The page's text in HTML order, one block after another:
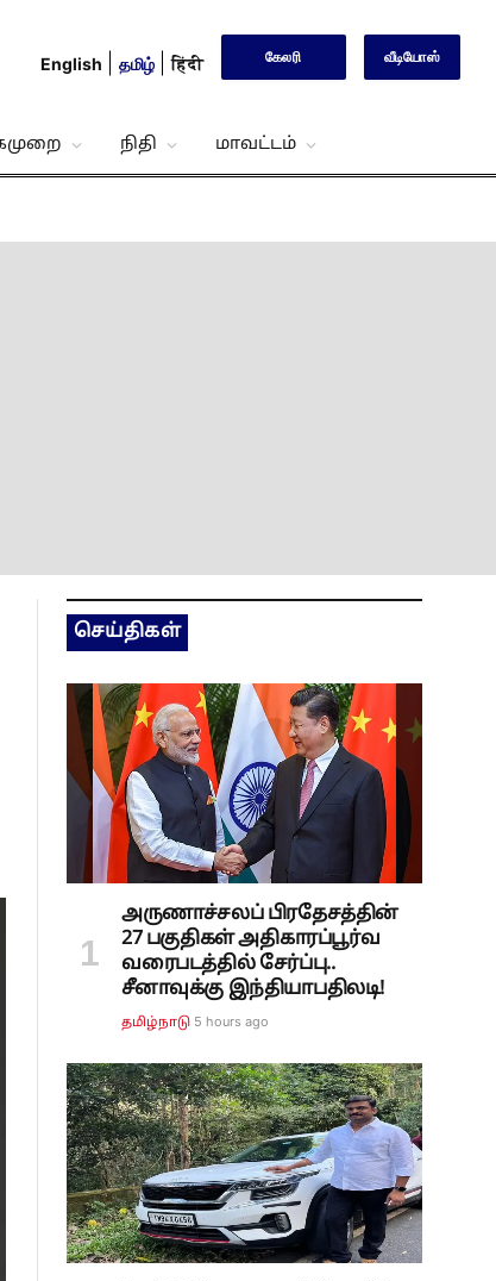
English தமிழ் हिंदी கேலரி வீடியோஸ்
நிதி மாவட்டம்
செய்திகள்
அருணாச்சலப் பிரதேசத்தின்
27 பகுதிகள் அதிகாரப்பூர்வ
வரைபடத்தில் சேர்ப்பு..
சீனாவுக்கு இந்தியாபதிலடி!
தமிழ்நாடு 5 hours ago